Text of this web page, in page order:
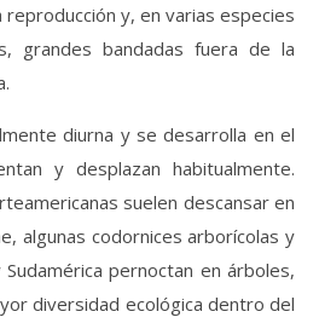
y, en varias especies
grandes bandadas fuera de la
diurna y se desarrolla en el
y desplazan habitualmente.
suelen descansar en
algunas codornices arborícolas y
pernoctan en árboles,
diversidad ecológica dentro del